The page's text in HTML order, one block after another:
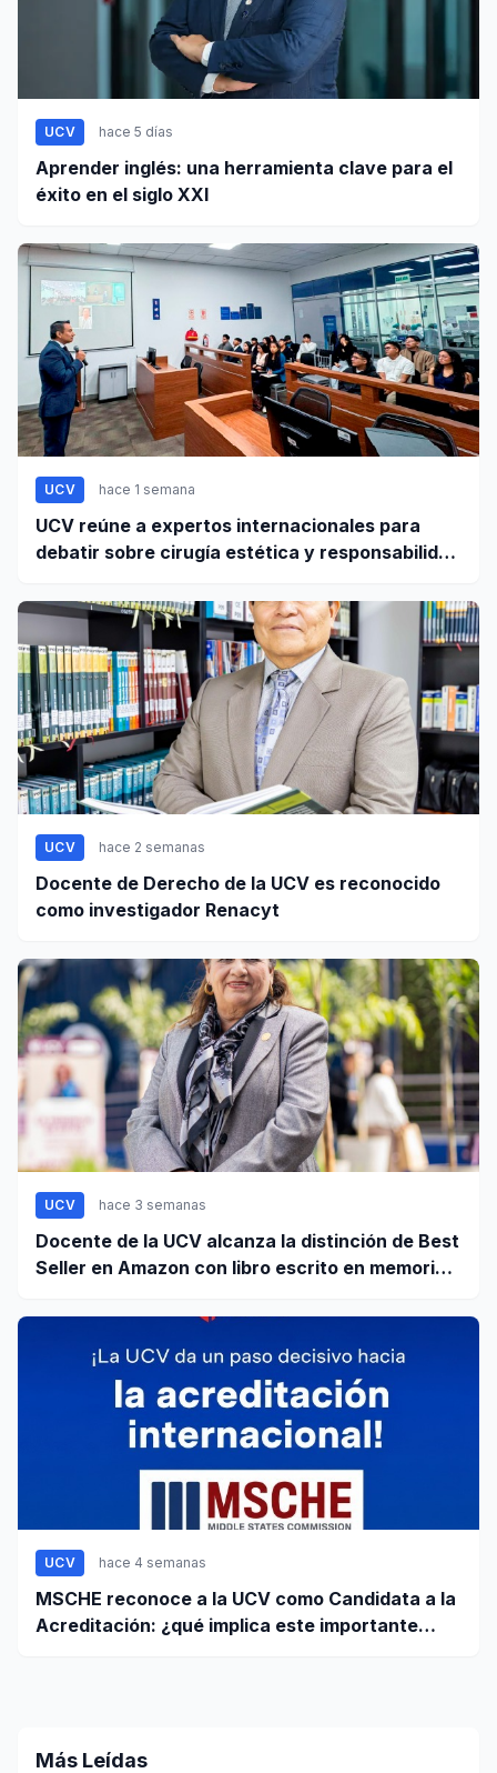
UCV hace 5 días
Aprender inglés: una herramienta clave para el
éxito en el siglo XXI
UCV hace 1 semana
UCV reúne a expertos internacionales para
debatir sobre cirugía estética y responsabilidad
UCV hace 2 semanas
Docente de Derecho de la UCV es reconocido
como investigador Renacyt
UCV hace 3 semanas
Docente de la UCV alcanza la distinción de Best
Seller en Amazon con libro escrito en memoria a
UCV hace 4 semanas
MSCHE reconoce a la UCV como Candidata a la
Acreditación: ¿qué implica este importante
Más Leídas